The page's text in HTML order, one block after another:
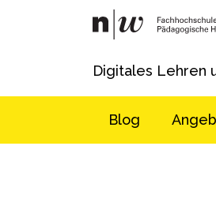
Digitales Lehren
Blog